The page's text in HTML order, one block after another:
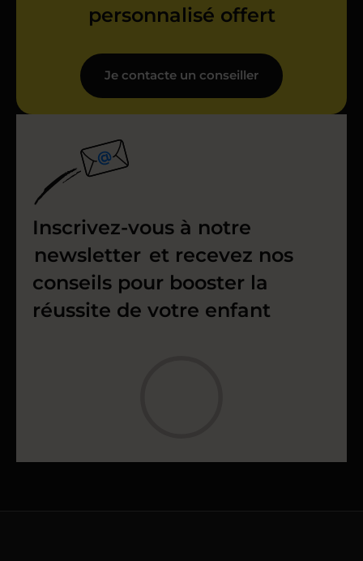
personnalisé offert
Je contacte un conseiller
Inscrivez-vous à notre
newsletter et recevez nos
conseils pour booster la
réussite de votre enfant